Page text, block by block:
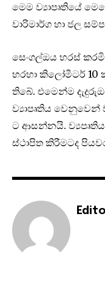
මෙම ව්‍යාපෘතියේ
වාරිමාර්ග හා ජල
සෙංගල්ඔය හරස්
හරහා කිලෝමීටර් 10
තිබේ. එමෙන්ම
ව්‍යාපෘතිය වෙනුවෙන්
ට ආසන්නයි.
ස්ථාපිත කිරීමටද